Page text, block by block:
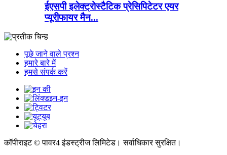
ईएसपी इलेक्ट्रोस्टैटिक प्रेसिपिटेटर एयर
प्यूरीफायर मैन...
पूछे जाने वाले प्रश्न
हमारे बारे में
हमसे संपर्क करें
कॉपीराइट © पावर4 इंडस्ट्रीज लिमिटेड। सर्वाधिकार सुरक्षित।